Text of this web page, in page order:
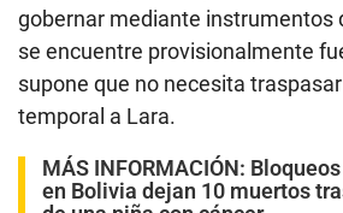
gobernar mediante instrumentos
se encuentre provisionalmente
supone que no necesita
temporal a Lara.
MÁS INFORMACIÓN:
en Bolivia dejan 10 muertos